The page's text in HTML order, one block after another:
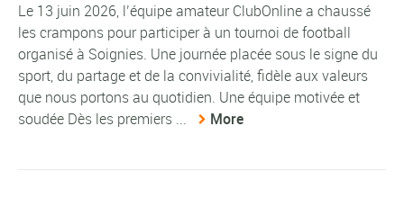
Le 13 juin 2026, l’équipe amateur ClubOnline a chaussé
les crampons pour participer à un tournoi de football
organisé à Soignies. Une journée placée sous le signe du
sport, du partage et de la convivialité, fidèle aux valeurs
que nous portons au quotidien. Une équipe motivée et
soudée Dès les premiers ...
More